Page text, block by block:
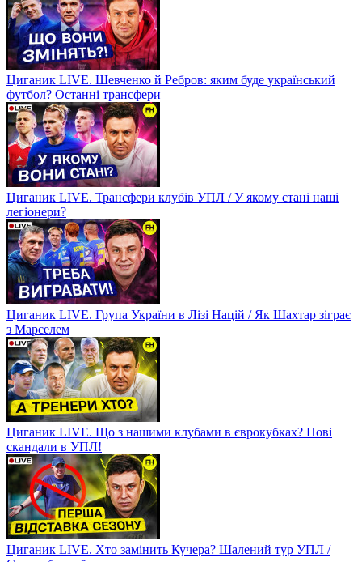
Циганик LIVE. Шевченко й Ребров: яким буде український
футбол? Останні трансфери
Циганик LIVE. Трансфери клубів УПЛ / У якому стані наші
легіонери?
Циганик LIVE. Група України в Лізі Націй / Як Шахтар зіграє
з Марселем
Циганик LIVE. Що з нашими клубами в єврокубках? Нові
скандали в УПЛ!
Циганик LIVE. Хто замінить Кучера? Шалений тур УПЛ /